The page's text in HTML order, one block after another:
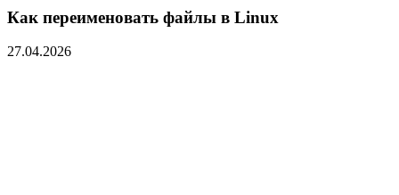
Как переименовать файлы в Linux
27.04.2026